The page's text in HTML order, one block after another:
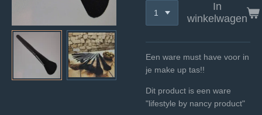
In
winkelwagen
Een ware must have voor in
je make up tas!!
Dit product is een ware
"lifestyle by nancy product"